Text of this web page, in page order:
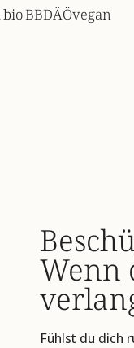
bioBBDÄÖvegan
Wenn
Fühlst du dich